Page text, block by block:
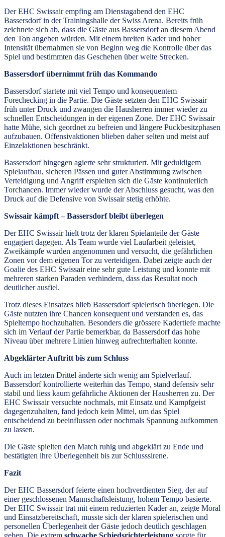
Der EHC Swissair empfing am Dienstagabend den EHC
Bassersdorf in der Trainingshalle der Swiss Arena. Bereits früh
zeichnete sich ab, dass die Gäste aus Bassersdorf an diesem Abend
den Ton angeben würden. Mit einem breiten Kader und hoher
Intensität übernahmen sie von Beginn weg die Kontrolle über das
Spiel und bestimmten das Geschehen über weite Strecken.
Bassersdorf übernimmt früh das Kommando
Bassersdorf startete mit viel Tempo und konsequentem
Forechecking in die Partie. Die Gäste setzten den EHC Swissair
früh unter Druck und zwangen die Hausherren immer wieder zu
schnellen Entscheidungen in der eigenen Zone. Der EHC Swissair
hatte Mühe, sich geordnet zu befreien und längere Puckbesitzphasen
aufzubauen. Offensivaktionen blieben daher selten und meist auf
Einzelaktionen beschränkt.
Bassersdorf hingegen agierte sehr strukturiert. Mit geduldigem
Spielaufbau, sicheren Pässen und guter Abstimmung zwischen
Verteidigung und Angriff erspielten sich die Gäste kontinuierlich
Torchancen. Immer wieder wurde der Abschluss gesucht, was den
Druck auf die Defensive von Swissair stetig erhöhte.
Swissair kämpft – Bassersdorf bleibt überlegen
Der EHC Swissair hielt trotz der klaren Spielanteile der Gäste
engagiert dagegen. Als Team wurde viel Laufarbeit geleistet,
Zweikämpfe wurden angenommen und versucht, die gefährlichen
Zonen vor dem eigenen Tor zu verteidigen. Dabei zeigte auch der
Goalie des EHC Swissair eine sehr gute Leistung und konnte mit
mehreren starken Paraden verhindern, dass das Resultat noch
deutlicher ausfiel.
Trotz dieses Einsatzes blieb Bassersdorf spielerisch überlegen. Die
Gäste nutzten ihre Chancen konsequent und verstanden es, das
Spieltempo hochzuhalten. Besonders die grössere Kadertiefe machte
sich im Verlauf der Partie bemerkbar, da Bassersdorf das hohe
Niveau über mehrere Linien hinweg aufrechterhalten konnte.
Abgeklärter Auftritt bis zum Schluss
Auch im letzten Drittel änderte sich wenig am Spielverlauf.
Bassersdorf kontrollierte weiterhin das Tempo, stand defensiv sehr
stabil und liess kaum gefährliche Aktionen der Hausherren zu. Der
EHC Swissair versuchte nochmals, mit Einsatz und Kampfgeist
dagegenzuhalten, fand jedoch kein Mittel, um das Spiel
entscheidend zu beeinflussen oder nochmals Spannung aufkommen
zu lassen.
Die Gäste spielten den Match ruhig und abgeklärt zu Ende und
bestätigten ihre Überlegenheit bis zur Schlusssirene.
Fazit
Der EHC Bassersdorf feierte einen hochverdienten Sieg, der auf
einer geschlossenen Mannschaftsleistung, hohem Tempo basierte.
Der EHC Swissair trat mit einem reduzierten Kader an, zeigte Moral
und Einsatzbereitschaft, musste sich der klaren spielerischen und
personellen Überlegenheit der Gäste jedoch deutlich geschlagen
geben. Die extrem schwache Schiedsrichterleistung sorgte für